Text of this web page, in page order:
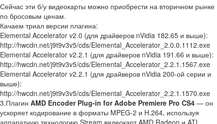
Сейчас эти б/у видеокарты можно приобрести на вторичном рынке
по бросовым ценам.
Качаем триал версии плагина:
Elemental Accelerator v2.0 (для драйверов nVidia 182.65 и выше):
http://hwcdn.net/j9t9v3v5/cds/Elemental_Accelerator_2.0.0.1112.exe
Elemental Accelerator v2.2.1 (для драйверов nVidia 191.66 и выше):
http://hwcdn.net/j9t9v3v5/cds/Elemental_Accelerator_2.2.1.1567.exe
Elemental Accelerator v2.2.1 (для драйверов nVidia 200-ой серии и
выше):
http://hwcdn.net/j9t9v3v5/cds/Elemental_Accelerator_2.2.1.1570.exe
3.Плагин AMD Encoder Plug-in for Adobe Premiere Pro CS4 — он
ускоряет кодирование в форматы MPEG-2 и H.264, используя
аппаратную технологию Stream видеокарт AMD Radeon и ATI